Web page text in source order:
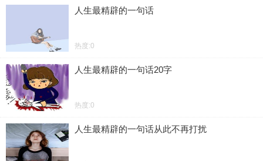
人生最精辟的一句话
热度:0
人生最精辟的一句话20字
热度:0
人生最精辟的一句话从此不再打扰